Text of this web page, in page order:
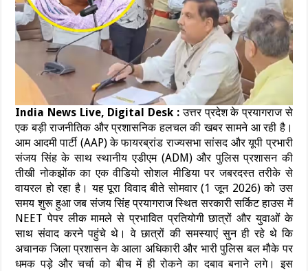
India News Live, Digital Desk :उत्तर प्रदेश के प्रयागराज से
एक बड़ी राजनीतिक और प्रशासनिक हलचल की खबर सामने आ रही है।
आम आदमी पार्टी (AAP) के फायरब्रांड राज्यसभा सांसद और यूपी प्रभारी
संजय सिंह के साथ स्थानीय एडीएम (ADM) और पुलिस प्रशासन की
तीखी नोकझोंक का एक वीडियो सोशल मीडिया पर जबरदस्त तरीके से
वायरल हो रहा है। यह पूरा विवाद बीते सोमवार (1 जून 2026) को उस
समय शुरू हुआ जब संजय सिंह प्रयागराज स्थित सरकारी सर्किट हाउस में
NEET पेपर लीक मामले से प्रभावित प्रतियोगी छात्रों और युवाओं के
साथ संवाद करने पहुंचे थे। वे छात्रों की समस्याएं सुन ही रहे थे कि
अचानक जिला प्रशासन के आला अधिकारी और भारी पुलिस बल मौके पर
धमक पड़े और चर्चा को बीच में ही रोकने का दबाव बनाने लगे। इस